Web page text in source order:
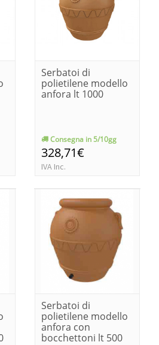
Serbatoi di
polietilene modello
anfora lt 1000
Consegna in 5/10gg
328,71€
IVA Inc.
Serbatoi di
polietilene modello
anfora con
bocchettoni lt 500